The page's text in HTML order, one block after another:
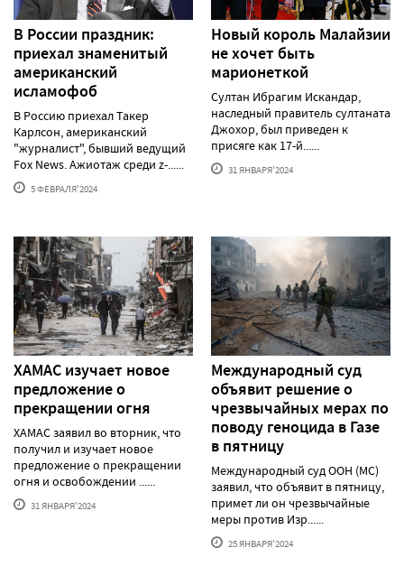
В России праздник:
приехал знаменитый
американский
исламофоб
В Россию приехал Такер
Карлсон, американский
"журналист", бывший ведущий
Fox News. Ажиотаж среди z-......
5 ФЕВРАЛЯ'2024
Новый король Малайзии
не хочет быть
марионеткой
Султан Ибрагим Искандар,
наследный правитель султаната
Джохор, был приведен к
присяге как 17-й......
31 ЯНВАРЯ'2024
ХАМАС изучает новое
предложение о
прекращении огня
ХАМАС заявил во вторник, что
получил и изучает новое
предложение о прекращении
огня и освобождении ......
31 ЯНВАРЯ'2024
Международный суд
объявит решение о
чрезвычайных мерах по
поводу геноцида в Газе
в пятницу
Международный суд ООН (МС)
заявил, что объявит в пятницу,
примет ли он чрезвычайные
меры против Изр......
25 ЯНВАРЯ'2024